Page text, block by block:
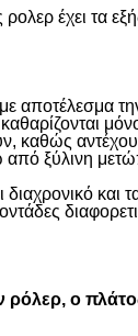
έχει τα
με αποτέλεσμα
καθώς
ξύλινη
και
ο